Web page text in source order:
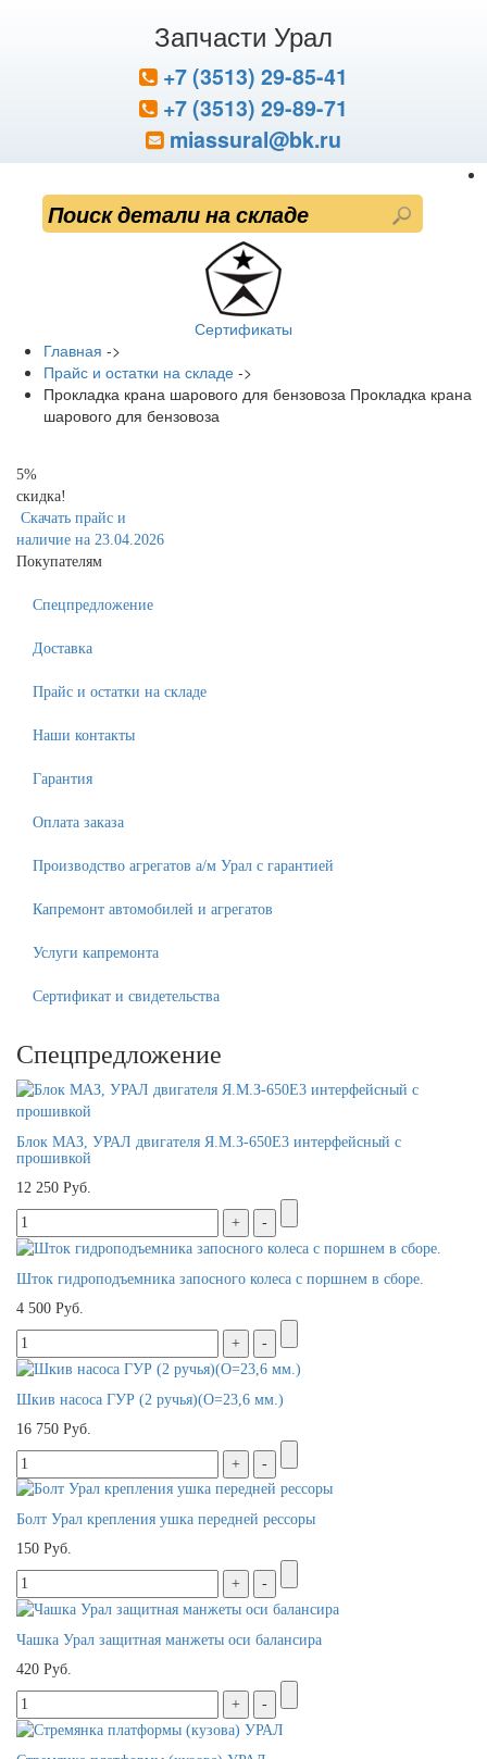
Запчасти Урал
+7 (3513) 29-85-41
+7 (3513) 29-89-71
miassural@bk.ru
Сертификаты
Главная ->
Прайс и остатки на складе ->
Прокладка крана шарового для бензовоза Прокладка крана
шарового для бензовоза
5%
скидка!
Скачать прайс и
наличие на 23.04.2026
Покупателям
Спецпредложение
Доставка
Прайс и остатки на складе
Наши контакты
Гарантия
Оплата заказа
Производство агрегатов а/м Урал с гарантией
Капремонт автомобилей и агрегатов
Услуги капремонта
Сертификат и свидетельства
Спецпредложение
Блок МАЗ, УРАЛ двигателя Я.М.З-650Е3 интерфейсный с
прошивкой
12 250 Руб.
Шток гидроподъемника запосного колеса с поршнем в сборе.
4 500 Руб.
Шкив насоса ГУР (2 ручья)(O=23,6 мм.)
16 750 Руб.
Болт Урал крепления ушка передней рессоры
150 Руб.
Чашка Урал защитная манжеты оси балансира
420 Руб.